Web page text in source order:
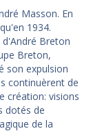
Masson. En
1934.
Breton
Breton,
son expulsion
continuèrent de
création: visions
dotés de
de la